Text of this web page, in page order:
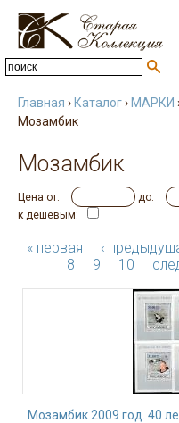
Главная › Каталог› МАРКИ
Мозамбик
Мозамбик
Цена от: до:
к дешевым:
« первая ‹
8
9 10
Мозамбик 2009 год. 40